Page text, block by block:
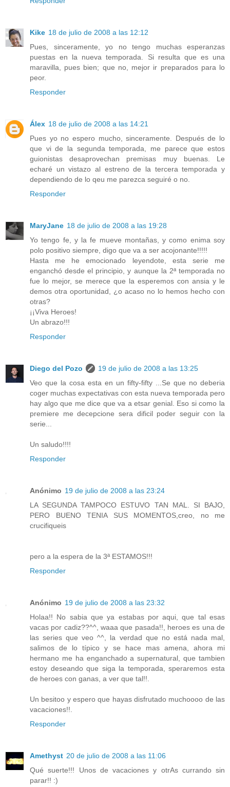
Kike 18 de julio de 2008 a las 12:12
Pues, sinceramente, yo no tengo muchas esperanzas
puestas en la nueva temporada. Si resulta que es una
maravilla, pues bien; que no, mejor ir preparados para lo
peor.
Responder
Álex 18 de julio de 2008 a las 14:21
Pues yo no espero mucho, sinceramente. Después de lo
que vi de la segunda temporada, me parece que estos
guionistas desaprovechan premisas muy buenas. Le
echaré un vistazo al estreno de la tercera temporada y
dependiendo de lo qeu me parezca seguiré o no.
Responder
MaryJane 18 de julio de 2008 a las 19:28
Yo tengo fe, y la fe mueve montañas, y como enima soy
polo positivo siempre, digo que va a ser acojonante!!!!!
Hasta me he emocionado leyendote, esta serie me
enganchó desde el principio, y aunque la 2ª temporada no
fue lo mejor, se merece que la esperemos con ansia y le
demos otra oportunidad, ¿o acaso no lo hemos hecho con
otras?
¡¡Viva Heroes!
Un abrazo!!!
Responder
Diego del Pozo
19 de julio de 2008 a las 13:25
Veo que la cosa esta en un fifty-fifty ...Se que no deberia
coger muchas expectativas con esta nueva temporada pero
hay algo que me dice que va a etsar genial. Eso si como la
premiere me decepcione sera dificil poder seguir con la
serie...
Un saludo!!!!
Responder
Anónimo 19 de julio de 2008 a las 23:24
LA SEGUNDA TAMPOCO ESTUVO TAN MAL. SI BAJO,
PERO BUENO TENIA SUS MOMENTOS,creo, no me
crucifiqueis
pero a la espera de la 3ª ESTAMOS!!!
Responder
Anónimo 19 de julio de 2008 a las 23:32
Holaa!! No sabia que ya estabas por aqui, que tal esas
vacas por cadiz??^^, waaa que pasada!!, heroes es una de
las series que veo ^^, la verdad que no está nada mal,
salimos de lo típico y se hace mas amena, ahora mi
hermano me ha enganchado a supernatural, que tambien
estoy deseando que siga la temporada, speraremos esta
de heroes con ganas, a ver que tal!!.
Un besitoo y espero que hayas disfrutado muchoooo de las
vacaciones!!.
Responder
Amethyst 20 de julio de 2008 a las 11:06
Qué suerte!!! Unos de vacaciones y otrAs currando sin
parar!! :)